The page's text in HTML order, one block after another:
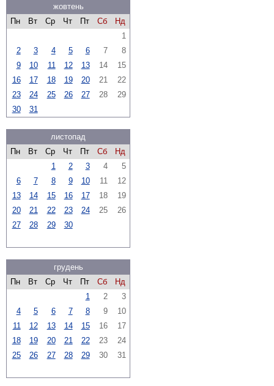
жовтень
Пн
Вт Ср Чт Пт Сб
Нд
1
2
3 4 5 6 7
8
9
10 11 12 13 14
15
16
17 18 19 20 21
22
23
24 25 26 27 28
29
30
31
листопад
Пн
Вт Ср Чт Пт Сб
Нд
1
2 3 4
5
6
7 8 9 10 11
12
13
14 15 16 17 18
19
20
21 22 23 24 25
26
27
28 29 30
грудень
Пн
Вт Ср Чт Пт Сб
Нд
1
2
3
4
5 6 7 8 9
10
11
12 13 14 15 16
17
18
19 20 21 22 23
24
25
26 27 28 29 30 31